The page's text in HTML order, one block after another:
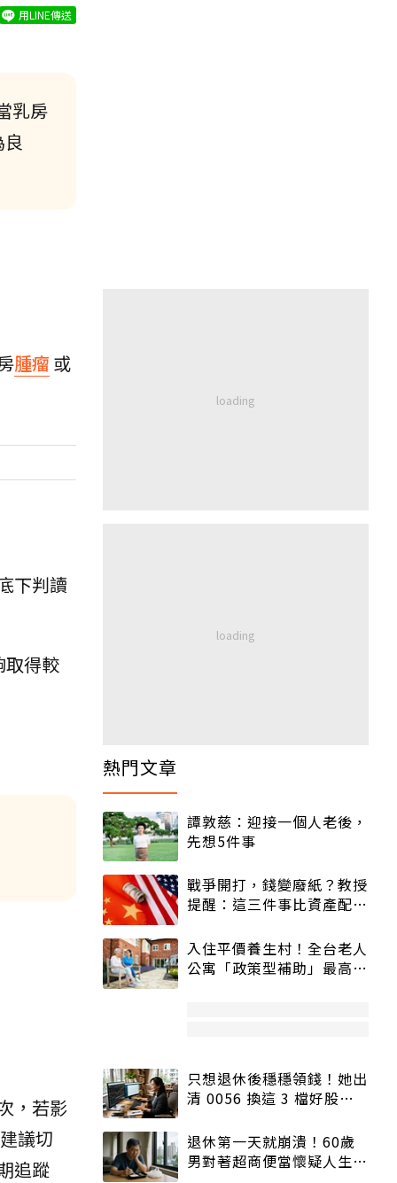
用LINE傳送
乳房
腫瘤 或
下判讀
取得較
，若影
議切
追蹤
熱門文章
譚敦慈：迎接一個人老後，
先想5件事
戰爭開打，錢變廢紙？教授
提醒：這三件事比資產配置
入住平價養生村！全台老人
公寓「政策型補助」最高打
只想退休後穩穩領錢！她出
清 0056 換這 3 檔好股：
退休第一天就崩潰！60歲
男對著超商便當懷疑人生